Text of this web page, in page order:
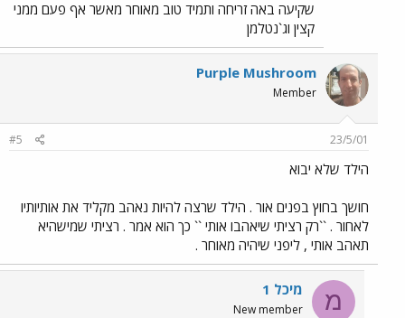
שקיעה באה זריחה ותמיד טוב מאוחר מאשר אף פעם ממני
קצין וג`נטלמן
Purple Mushroom
Member
23/5/01
#5
הילד שלא יבוא
חושך בחוץ בפנים אור . הילד שרצה להיות נאהב מקליד את אותיותיו
לאחור . ``רק רציתי שיאהבו אותי `` כך הוא אמר . רציתי שמישהיא
תאהב אותי , ליפני שיהיה מאוחר .
מ מיכל 1
New member